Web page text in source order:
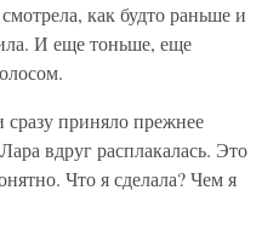
как будто раньше и
И еще тоньше, еще
приняло прежнее
вдруг расплакалась. Это
Что я сделала? Чем я